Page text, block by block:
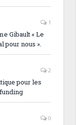
1
Gibault « Le
pour nous ».
2
pour les
0